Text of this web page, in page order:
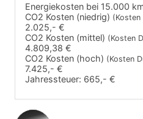
Energiekosten bei 15.000
CO2 Kosten (niedrig)
2.025,- €
CO2 Kosten (mittel) (Kosten
4.809,38 €
CO2 Kosten (hoch) (Kosten
7.425,- €
Jahressteuer: 665,- €